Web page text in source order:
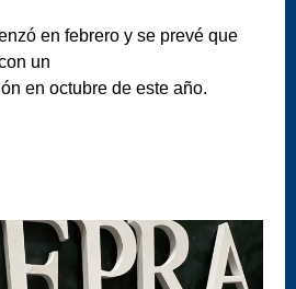
en febrero y se prevé que
un
en octubre de este año.